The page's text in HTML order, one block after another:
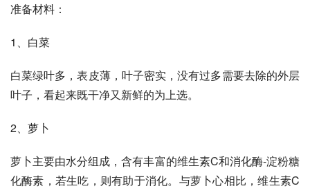
准备材料：
1、白菜
白菜绿叶多，表皮薄，叶子密实，没有过多需要去除的外层
叶子，看起来既干净又新鲜的为上选。
2、萝卜
萝卜主要由水分组成，含有丰富的维生素C和消化酶-淀粉糖
化酶素，若生吃，则有助于消化。与萝卜心相比，维生素C